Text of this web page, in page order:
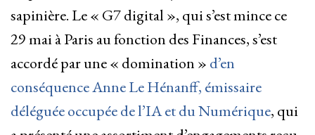
sapinière. Le « G7 digital », qui s’est mince ce
29 mai à Paris au fonction des Finances, s’est
accordé par une « domination » d’en
conséquence Anne Le Hénanff, émissaire
déléguée occupée de l’IA et du Numérique, qui